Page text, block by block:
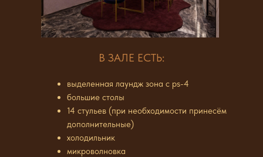
В ЗАЛЕ ЕСТЬ:
выделенная лаундж зона с ps-4
большие столы
14 стульев (при необходимости принесём
дополнительные)
холодильник
микроволновка